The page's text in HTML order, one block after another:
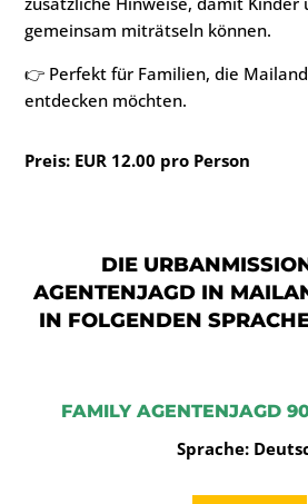
gemeinsam miträtseln können.
👉 Perfekt für Familien, die
entdecken möchten.
Preis: EUR 12.00 pro Person
DIE
AGENTENJAGD IN
IN FOLGENDEN
FAMILY AGENTENJAGD
Sprache: